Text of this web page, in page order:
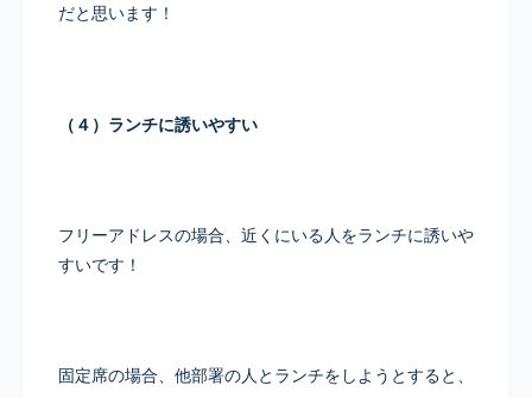
だと思います！
（４）ランチに誘いやすい
フリーアドレスの場合、近くにいる人をランチに誘いや
すいです！
固定席の場合、他部署の人とランチをしようとすると、